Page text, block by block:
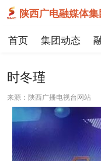
陕西广电融媒体集
首页 集团动态
时冬瑾
来源：陕西广播电视台网站